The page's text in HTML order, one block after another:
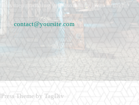
mean nothing until someone lives in them.
us: contact@yoursite.com
Theme by TagDiv